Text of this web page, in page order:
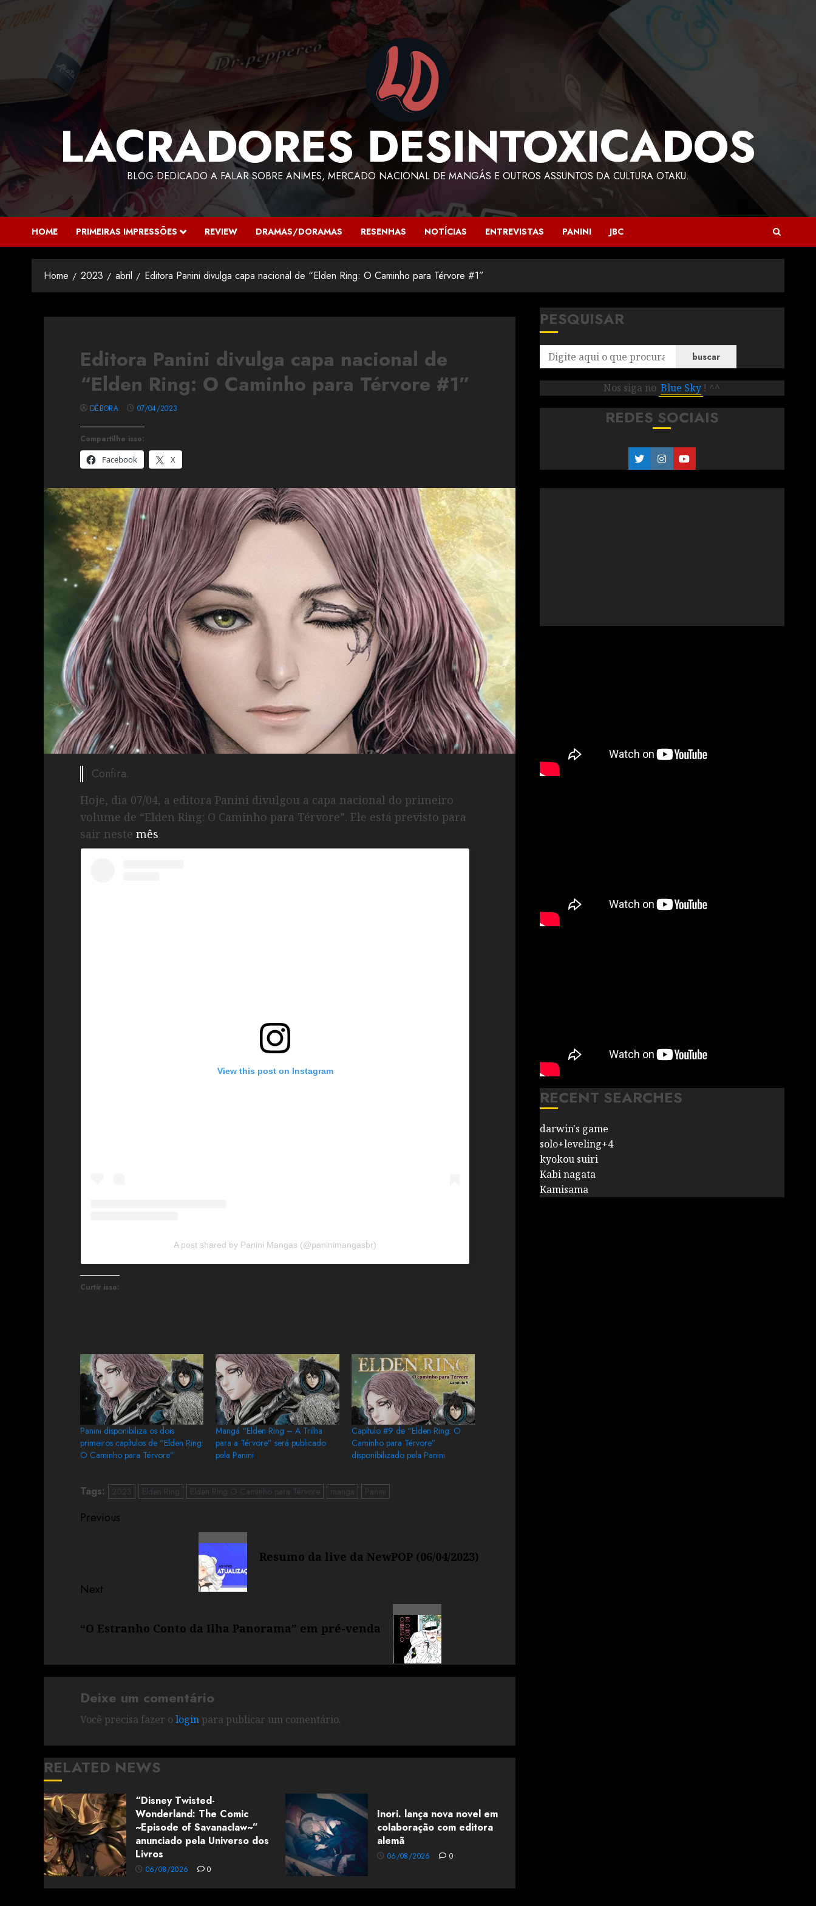
LACRADORES DESINTOXICADOS
BLOG DEDICADO A FALAR SOBRE ANIMES, MERCADO NACIONAL DE MANGÁS E OUTROS ASSUNTOS DA CULTURA OTAKU.
HOME PRIMEIRAS IMPRESSÕES REVIEW DRAMAS/DORAMAS RESENHAS NOTÍCIAS ENTREVISTAS PANINI JBC
Home 2023 abril Editora Panini divulga capa nacional de “Elden Ring: O Caminho para Térvore #1”
Editora Panini divulga capa nacional de
“Elden Ring: O Caminho para Térvore #1”
Compartilhe isso:
Facebook
X
DÉBORA 07/04/2023
Confira.
Hoje, dia 07/04, a editora Panini divulgou a capa nacional do primeiro
volume de “Elden Ring: O Caminho para Térvore”. Ele está previsto para
sair neste mês.
View this post on Instagram
A post shared by Panini Mangas (@paninimangasbr)
Curtir isso:
Panini disponibiliza os dois
primeiros capítulos de “Elden Ring:
O Caminho para Térvore”
Mangá “Elden Ring – A Trilha
para a Térvore” será publicado
pela Panini
Capítulo #9 de “Elden Ring: O
Caminho para Térvore”
disponibilizado pela Panini
Tags: 2023 Elden Ring Elden Ring O Caminho para Térvore manga Panini
Previous
Resumo da live da NewPOP (06/04/2023)
Next
“O Estranho Conto da Ilha Panorama” em pré-venda
Deixe um comentário
Você precisa fazer o login para publicar um comentário.
RELATED NEWS
“Disney Twisted-
Wonderland: The Comic
~Episode of Savanaclaw~”
anunciado pela Universo dos
Livros
06/08/2026 0
Inori. lança nova novel em
colaboração com editora
alemã
06/08/2026 0
PESQUISAR
buscar
Nos siga no Blue Sky ! ^^
REDES SOCIAIS
RECENT SEARCHES
darwin's game
solo+leveling+4
kyokou suiri
Kabi nagata
Kamisama